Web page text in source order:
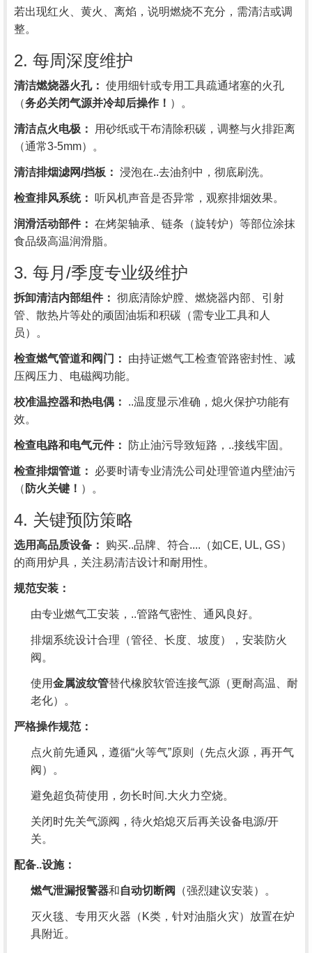
若出现红火、黄火、离焰，说明燃烧不充分，需清洁或调
整。
2. 每周深度维护
清洁燃烧器火孔： 使用细针或专用工具疏通堵塞的火孔
（务必关闭气源并冷却后操作！ ）。
清洁点火电极：
用砂纸或干布清除积碳，调整与火排距离
（通常3-5mm）。
清洁排烟滤网/挡板： 浸泡在..去油剂中，彻底刷洗。
检查排风系统： 听风机声音是否异常，观察排烟效果。
润滑活动部件： 在烤架轴承、链条（旋转炉）等部位涂抹
食品级高温润滑脂。
3. 每月/季度专业级维护
拆卸清洁内部组件： 彻底清除炉膛、燃烧器内部、引射
管、散热片等处的顽固油垢和积碳（需专业工具和人
员）。
检查燃气管道和阀门：
由持证燃气工检查管路密封性、减
压阀压力、电磁阀功能。
校准温控器和热电偶：
..温度显示准确，熄火保护功能有
效。
检查电路和电气元件： 防止油污导致短路，..接线牢固。
检查排烟管道：
必要时请专业清洗公司处理管道内壁油污
（ 防火关键！ ）。
4. 关键预防策略
选用高品质设备：
购买..品牌、符合....（如CE, UL, GS）
的商用炉具，关注易清洁设计和耐用性。
规范安装：
由专业燃气工安装，..管路气密性、通风良好。
排烟系统设计合理（管径、长度、坡度），安装防火
阀。
使用金属波纹管替代橡胶软管连接气源（更耐高温、耐
老化）。
严格操作规范：
点火前先通风，遵循“火等气”原则（先点火源，再开气
阀）。
避免超负荷使用，勿长时间.大火力空烧。
关闭时先关气源阀，待火焰熄灭后再关设备电源/开
关。
配备..设施：
燃气泄漏报警器和自动切断阀 （强烈建议安装）。
灭火毯、专用灭火器（K类，针对油脂火灾）放置在炉
具附近。